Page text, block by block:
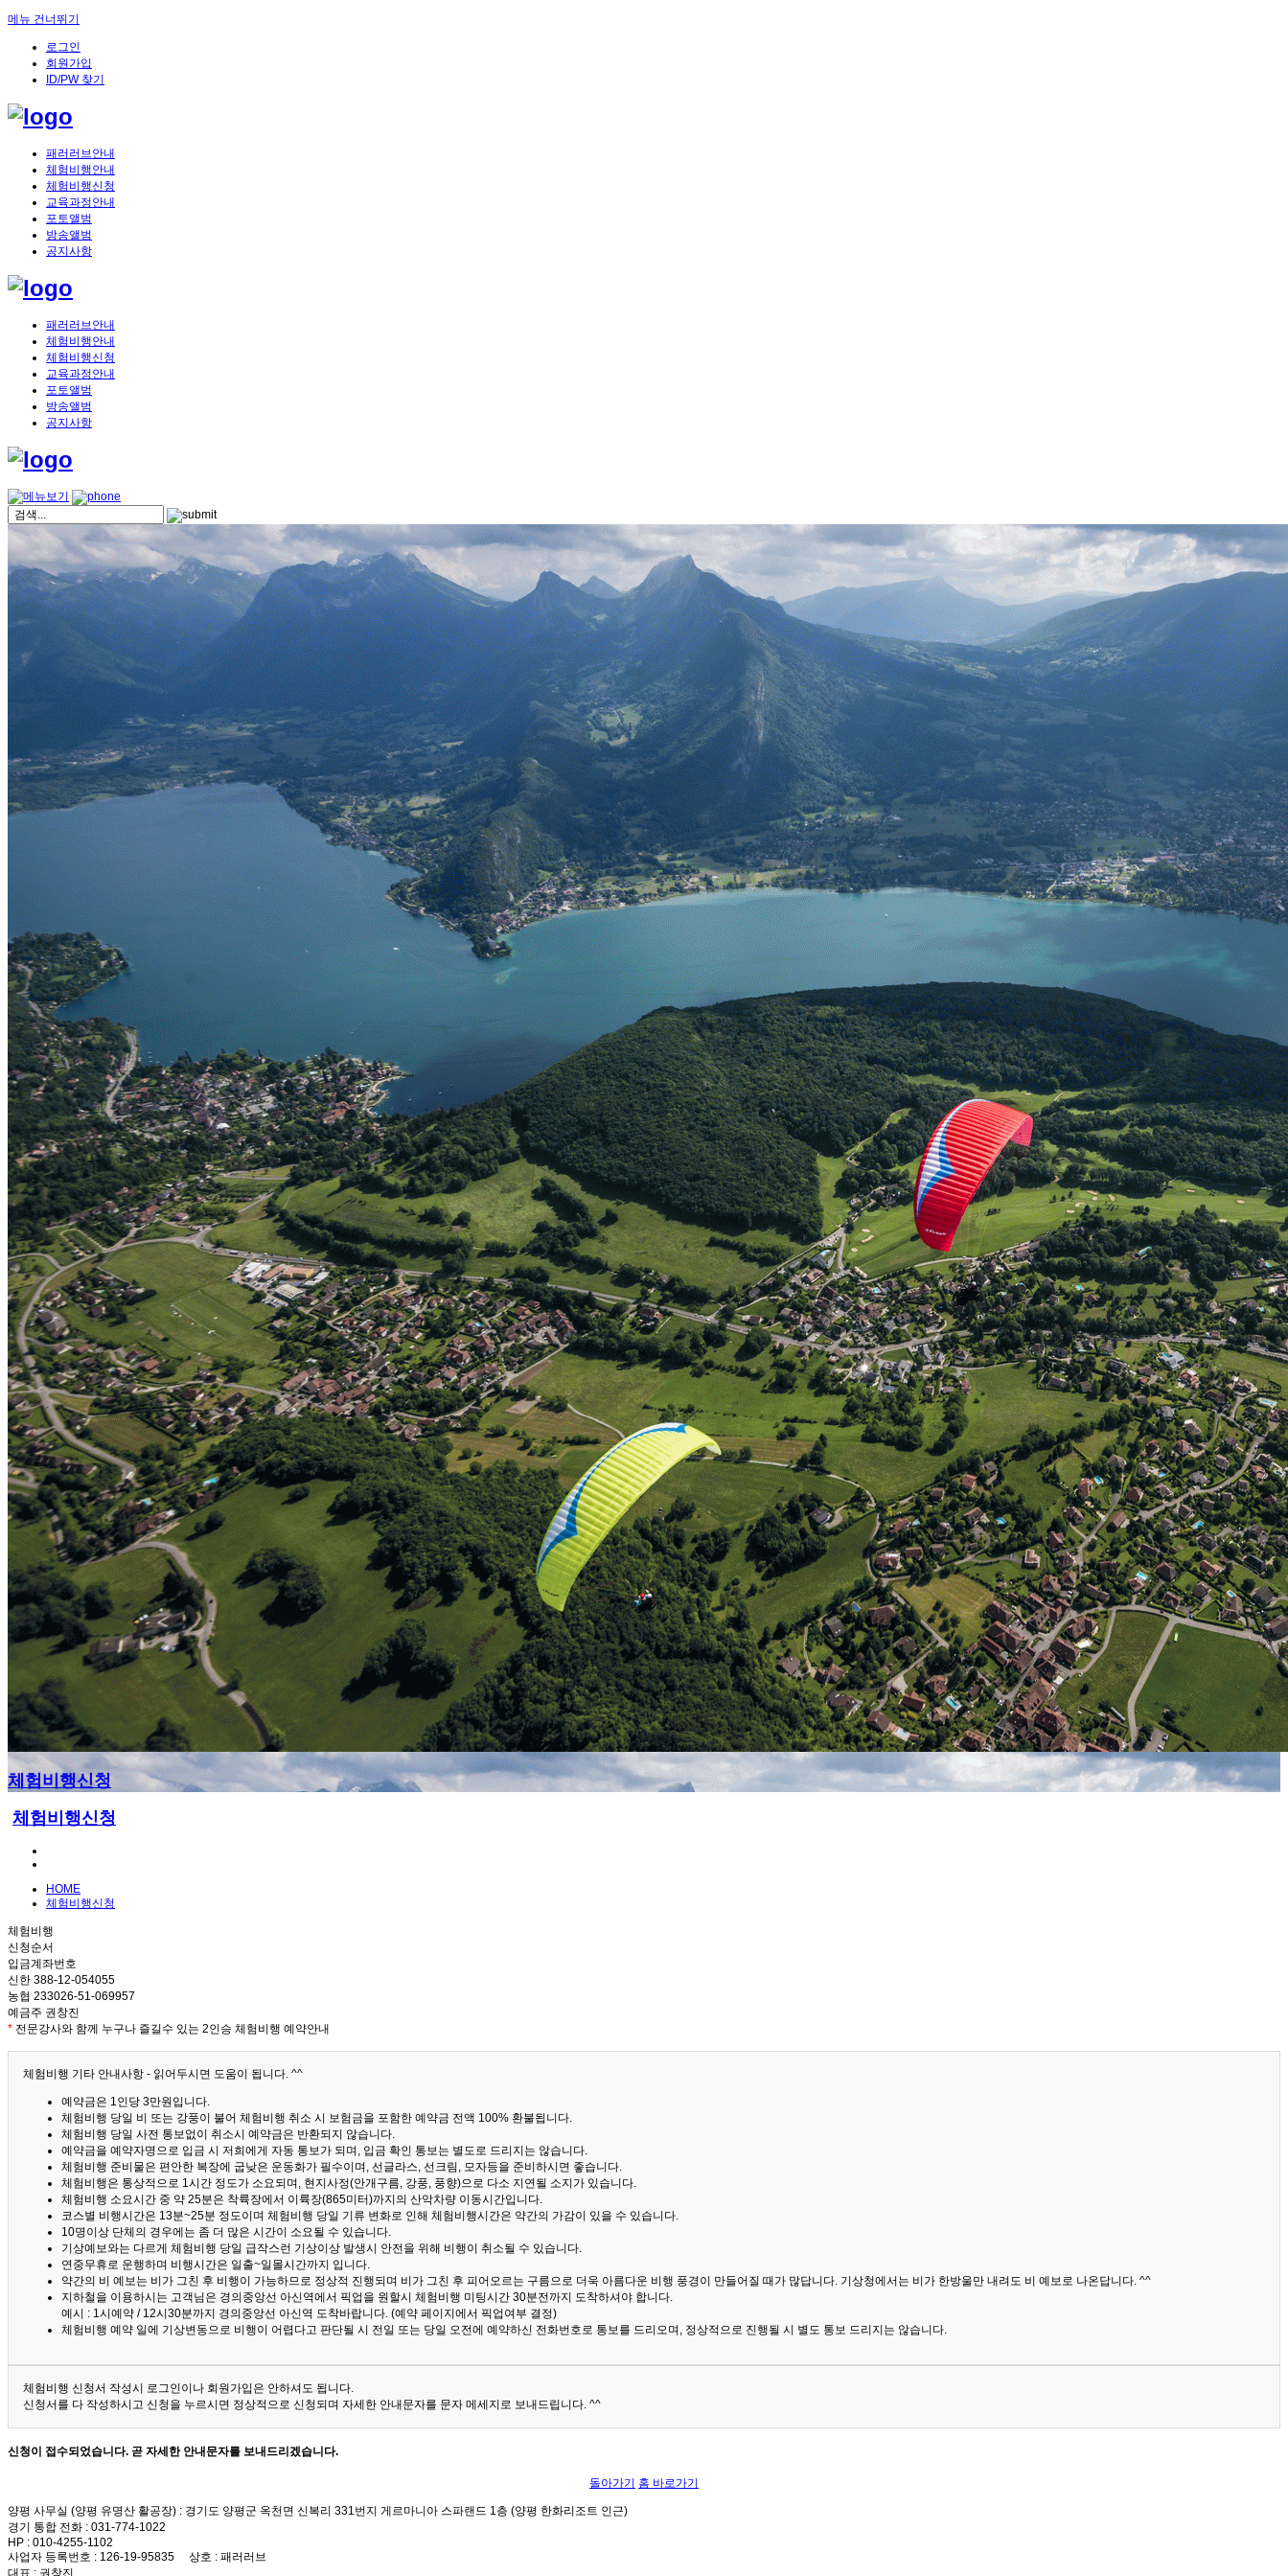
메뉴 건너뛰기
로그인
회원가입
ID/PW 찾기
패러러브안내
체험비행안내
체험비행신청
교육과정안내
포토앨범
방송앨범
공지사항
패러러브안내
체험비행안내
체험비행신청
교육과정안내
포토앨범
방송앨범
공지사항
체험비행신청
체험비행신청
HOME
체험비행신청
체험비행
신청순서
입금계좌번호
신한 388-12-054055
농협 233026-51-069957
예금주 권창진
* 전문강사와 함께 누구나 즐길수 있는 2인승 체험비행 예약안내
체험비행 기타 안내사항 - 읽어두시면 도움이 됩니다. ^^
예약금은 1인당 3만원입니다.
체험비행 당일 비 또는 강풍이 불어 체험비행 취소 시 보험금을 포함한 예약금 전액 100% 환불됩니다.
체험비행 당일 사전 통보없이 취소시 예약금은 반환되지 않습니다.
예약금을 예약자명으로 입금 시 저희에게 자동 통보가 되며, 입금 확인 통보는 별도로 드리지는 않습니다.
체험비행 준비물은 편안한 복장에 굽낮은 운동화가 필수이며, 선글라스, 선크림, 모자등을 준비하시면 좋습니다.
체험비행은 통상적으로 1시간 정도가 소요되며, 현지사정(안개구름, 강풍, 풍향)으로 다소 지연될 소지가 있습니다.
체험비행 소요시간 중 약 25분은 착륙장에서 이륙장(865미터)까지의 산악차량 이동시간입니다.
코스별 비행시간은 13분~25분 정도이며 체험비행 당일 기류 변화로 인해 체험비행시간은 약간의 가감이 있을 수 있습니다.
10명이상 단체의 경우에는 좀 더 많은 시간이 소요될 수 있습니다.
기상예보와는 다르게 체험비행 당일 급작스런 기상이상 발생시 안전을 위해 비행이 취소될 수 있습니다.
연중무휴로 운행하며 비행시간은 일출~일몰시간까지 입니다.
약간의 비 예보는 비가 그친 후 비행이 가능하므로 정상적 진행되며 비가 그친 후 피어오르는 구름으로 더욱 아름다운 비행 풍경이 만들어질 때가 많답니다. 기상청에서는 비가 한방울만 내려도 비 예보로 나온답니다. ^^
지하철을 이용하시는 고객님은 경의중앙선 아신역에서 픽업을 원할시 체험비행 미팅시간 30분전까지 도착하셔야 합니다.
예시 : 1시예약 / 12시30분까지 경의중앙선 아신역 도착바랍니다. (예약 페이지에서 픽업여부 결정)
체험비행 예약 일에 기상변동으로 비행이 어렵다고 판단될 시 전일 또는 당일 오전에 예약하신 전화번호로 통보를 드리오며, 정상적으로 진행될 시 별도 통보 드리지는 않습니다.
체험비행 신청서 작성시 로그인이나 회원가입은 안하셔도 됩니다.
신청서를 다 작성하시고 신청을 누르시면 정상적으로 신청되며 자세한 안내문자를 문자 메세지로 보내드립니다. ^^
신청이 접수되었습니다. 곧 자세한 안내문자를 보내드리겠습니다.
돌아가기 홈 바로가기
양평 사무실 (양평 유명산 활공장) : 경기도 양평군 옥천면 신복리 331번지 게르마니아 스파랜드 1층 (양평 한화리조트 인근)
경기 통합 전화 : 031-774-1022
HP : 010-4255-1102
사업자 등록번호 : 126-19-95835 상호 : 패러러브
대표 : 권창진